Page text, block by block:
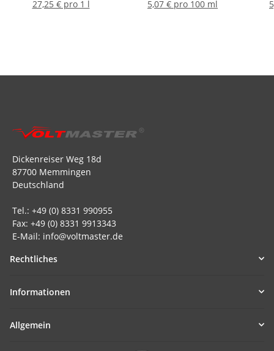
27,25 € pro 1 l
5,07 € pro 100 ml
Dickenreiser Weg 18d
87700 Memmingen
Deutschland
Tel.: +49 (0) 8331 990955
Fax: +49 (0) 8331 9913343
E-Mail: info@voltmaster.de
Rechtliches
Informationen
Allgemein